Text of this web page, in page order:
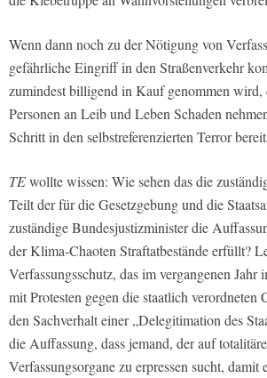
Wenn dann noch zu der Nötigung von
gefährliche Eingriff in den Straßenverkehr
zumindest billigend in Kauf genommen wird,
Personen an Leib und Leben Schaden
Schritt in den selbstreferenzierten Terror
TEwollte wissen: Wie sehen das die
Teilt der für die Gesetzgebung und die
zuständige Bundesjustizminister die
der Klima-Chaoten Straftatbestände erfüllt?
Verfassungsschutz, das im vergangenen Jahr
mit Protesten gegen die staatlich verordneten
den Sachverhalt einer „Delegitimation des
die Auffassung, dass jemand, der auf
Verfassungsorgane zu erpressen sucht, damit